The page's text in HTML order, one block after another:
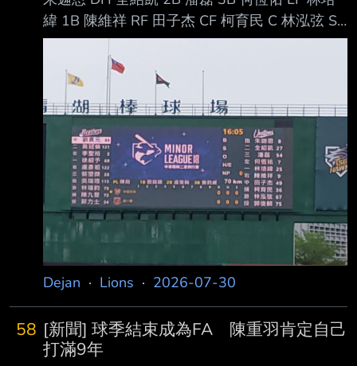
緯 1B 陳維祥 RF 田子杰 CF 柯育民 C 林泓弦 SS
郭俊麟 P 中職官方轉播
https://www.youtube.com/live/5OVV4GWqKqs
?si=8ntmxqvOTk3LNXz1 ----- Sent from JPTT
on my Samsung SM-A5660. --
Dejan · Lions · 2026-07-30
58 [新聞] 球季結束成為FA 陳重羽肯定自己
打滿9年